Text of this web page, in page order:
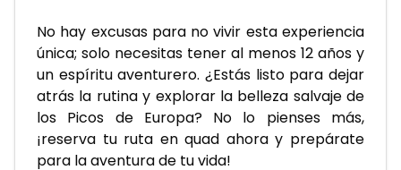
No hay excusas para no vivir esta experiencia
única; solo necesitas tener al menos 12 años y
un espíritu aventurero. ¿Estás listo para dejar
atrás la rutina y explorar la belleza salvaje de
los Picos de Europa? No lo pienses más,
¡reserva tu ruta en quad ahora y prepárate
para la aventura de tu vida!